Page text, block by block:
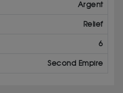
Argent
Relief
6
Second Empire